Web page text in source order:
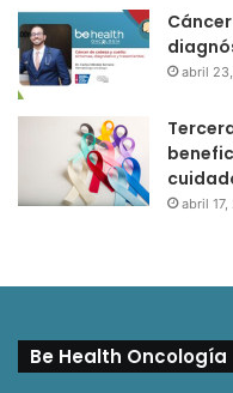
abril
abril 17,
Be Health Oncología